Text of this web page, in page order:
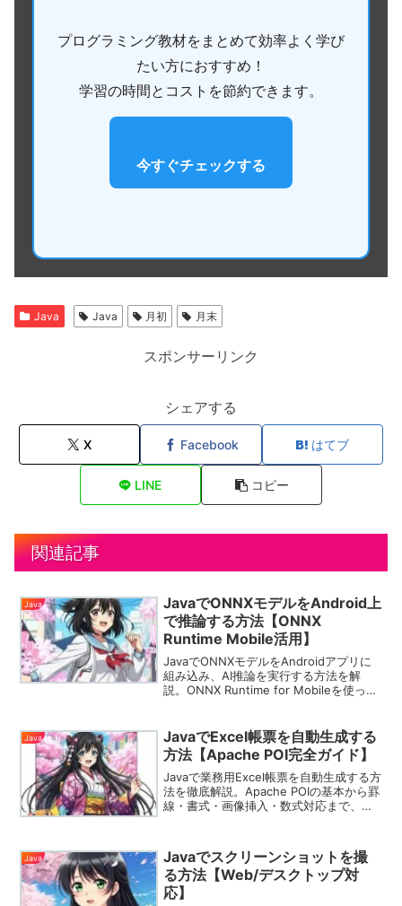
プログラミング教材をまとめて効率よく学び
たい方におすすめ！
学習の時間とコストを節約できます。
今すぐチェックする
Java Java 月初 月末
スポンサーリンク
シェアする
X Facebook はてブ
LINE コピー
関連記事
Java
JavaでONNXモデルをAndroid上
で推論する方法【ONNX
Runtime Mobile活用】
JavaでONNXモデルをAndroidアプリに
組み込み、AI推論を実行する方法を解
説。ONNX Runtime for Mobileを使った
Java
JavaでExcel帳票を自動生成する
方法【Apache POI完全ガイド】
Javaで業務用Excel帳票を自動生成する方
法を徹底解説。Apache POIの基本から罫
線・書式・画像挿入・数式対応まで、実
Java
Javaでスクリーンショットを撮
る方法【Web/デスクトップ対
応】